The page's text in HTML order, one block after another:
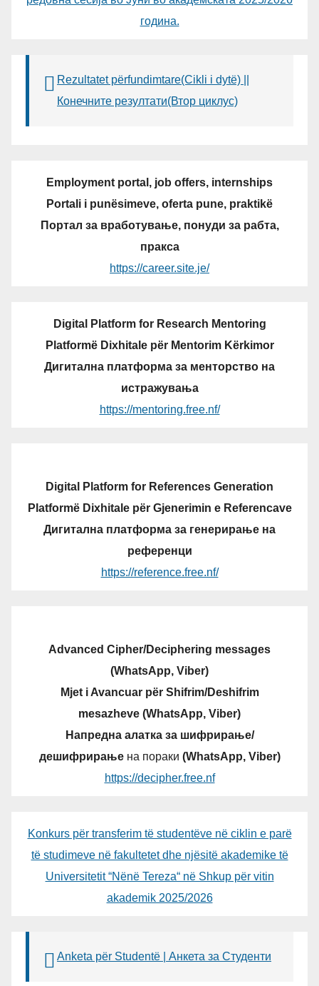
година.
Rezultatet përfundimtare(Cikli i dytë) ||
Конечните резултати(Втор циклус)
Employment portal, job offers, internships
Portali i punësimeve, oferta pune, praktikë
Портал за вработување, понуди за рабта,
пракса
https://career.site.je/
Digital Platform for Research Mentoring
Platformë Dixhitale për Mentorim Kërkimor
Дигитална платформа за менторство на
истражувања
https://mentoring.free.nf/
Digital Platform for References Generation
Platformë Dixhitale për Gjenerimin e Referencave
Дигитална платформа за генерирање на
референци
https://reference.free.nf/
Advanced Cipher/Deciphering messages
(WhatsApp, Viber)
Mjet i Avancuar për Shifrim/Deshifrim
mesazheve (WhatsApp, Viber)
Напредна алатка за шифрирање/
дешифрирањена пораки (WhatsApp, Viber)
https://decipher.free.nf
Konkurs për transferim të studentëve në ciklin e parë
të studimeve në fakultetet dhe njësitë akademike të
Universitetit “Nënë Tereza“ në Shkup për vitin
akademik 2025/2026
Anketa për Studentë | Анкета за Студенти